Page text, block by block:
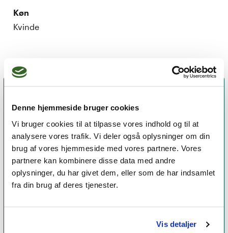
Denne hjemmeside bruger cookies
Vi bruger cookies til at tilpasse vores indhold og til at
analysere vores trafik. Vi deler også oplysninger om din
brug af vores hjemmeside med vores partnere. Vores
partnere kan kombinere disse data med andre
oplysninger, du har givet dem, eller som de har indsamlet
fra din brug af deres tjenester.
Vis detaljer
Køn
Kvinde
Et medlemskab af Dansk Psykoterapeutforening
er et kvalitetsstempel. Alle vores medlemmer skal
psykoterapeut